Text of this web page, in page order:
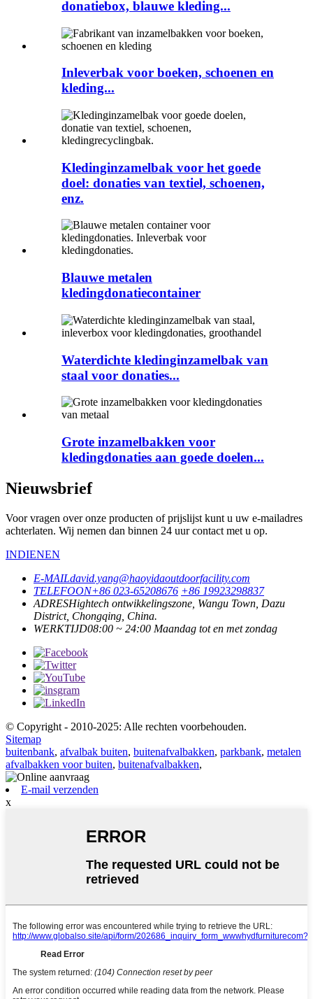
donatiebox, blauwe kleding...
Inleverbak voor boeken, schoenen en
kleding...
Kledinginzamelbak voor het goede
doel: donaties van textiel, schoenen,
enz.
Blauwe metalen
kledingdonatiecontainer
Waterdichte kledinginzamelbak van
staal voor donaties...
Grote inzamelbakken voor
kledingdonaties aan goede doelen...
Nieuwsbrief
Voor vragen over onze producten of prijslijst kunt u uw e-mailadres
achterlaten. Wij nemen dan binnen 24 uur contact met u op.
INDIENEN
E-MAILdavid.yang@haoyidaoutdoorfacility.com
TELEFOON+86 023-65208676 +86 19923298837
ADRESHightech ontwikkelingszone, Wangu Town, Dazu
District, Chongqing, China.
WERKTIJD08:00 ~ 24:00 Maandag tot en met zondag
© Copyright - 2010-2025: Alle rechten voorbehouden.
Sitemap
buitenbank, afvalbak buiten, buitenafvalbakken, parkbank, metalen
afvalbakken voor buiten, buitenafvalbakken,
E-mail verzenden
x